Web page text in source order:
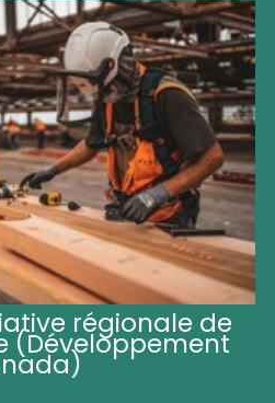
régionale de
(Développement